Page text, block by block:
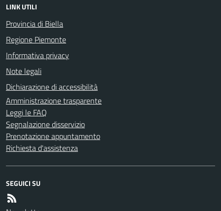
LINK UTILI
Provincia di Biella
Regione Piemonte
Informativa privacy
Note legali
Dichiarazione di accessibilità
Amministrazione trasparente
Leggi le FAQ
Segnalazione disservizio
Prenotazione appuntamento
Richiesta d'assistenza
SEGUICI SU